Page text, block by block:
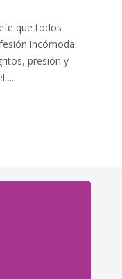
que todos
incómoda:
presión y
...